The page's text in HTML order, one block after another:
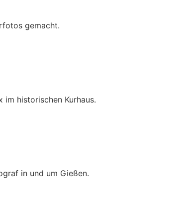
gemacht.
historischen Kurhaus.
in und um Gießen.